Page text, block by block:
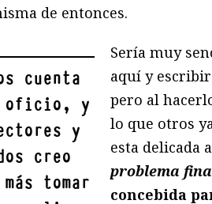
de entonces.
cuenta
oficio, y
y
creo
tomar
Sería muy
aquí y
pero al
lo que otros
esta delicada
problema
concebida